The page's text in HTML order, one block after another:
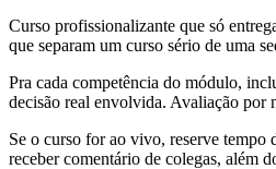
Curso profissionalizante que só
que separam um curso sério de uma
Pra cada competência do módulo,
decisão real envolvida. Avaliação por
Se o curso for ao vivo, reserve tempo
receber comentário de colegas, além